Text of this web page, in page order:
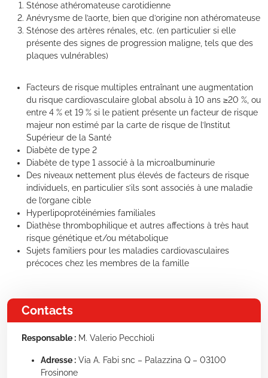
Sténose athéromateuse carotidienne
Anévrysme de l’aorte, bien que d’origine non athéromateuse
Sténose des artères rénales, etc. (en particulier si elle
présente des signes de progression maligne, tels que des
plaques vulnérables)
Facteurs de risque multiples entraînant une augmentation
du risque cardiovasculaire global absolu à 10 ans ≥20 %, ou
entre 4 % et 19 % si le patient présente un facteur de risque
majeur non estimé par la carte de risque de l’Institut
Supérieur de la Santé
Diabète de type 2
Diabète de type 1 associé à la microalbuminurie
Des niveaux nettement plus élevés de facteurs de risque
individuels, en particulier s’ils sont associés à une maladie
de l’organe cible
Hyperlipoprotéinémies familiales
Diathèse thrombophilique et autres affections à très haut
risque génétique et/ou métabolique
Sujets familiers pour les maladies cardiovasculaires
précoces chez les membres de la famille
Contacts
Responsable : M. Valerio Pecchioli
Adresse : Via A. Fabi snc – Palazzina Q – 03100
Frosinone